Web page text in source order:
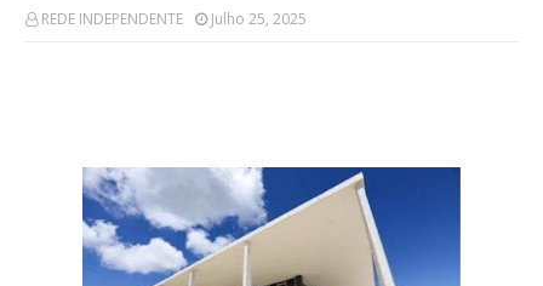
REDE INDEPENDENTE Julho 25, 2025